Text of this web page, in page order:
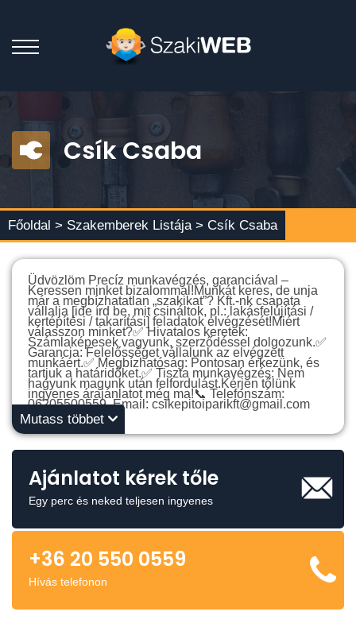
Csík Csaba
Főoldal > Szakemberek Listája > Csík Csaba
Üdvözlöm Precíz munkavégzés, garanciával –
Keressen minket bizalommal!Munkát keres, de unja
már a megbízhatatlan „szakikat”? Kft.-nk csapata
vállalja [ide írd be, mit csináltok, pl.: lakásfelújítási /
kertépítési / takarítási] feladatok elvégzését!Miért
válasszon minket?✅ Hivatalos keretek:
Számlaképesek vagyunk, szerződéssel dolgozunk.✅
Garancia: Felelősséget vállalunk az elvégzett
munkáért.✅ Megbízhatóság: Pontosan érkezünk, és
tartjuk a határidőket.✅ Tiszta munkavégzés: Nem
hagyunk magunk után felfordulást.Kérjen tőlünk
ingyenes árajánlatot még ma!📞 Telefonszám:
06205500559 Email: csikepitoiparikft@gmail.com
Mutass többet
Ajánlatot kérek tőle
Egy perc és neked teljesen ingyenes
+36 20 550 0559
Hívás telefonon